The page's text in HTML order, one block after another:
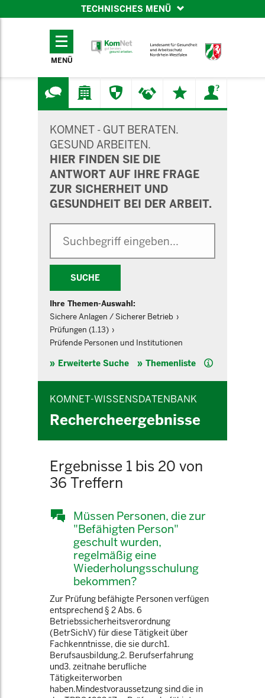
TECHNISCHES MENÜ
TECHNISCHES
MENÜ
KOMNET - GUT BERATEN.
GESUND ARBEITEN.
HIER FINDEN SIE DIE
ANTWORT AUF IHRE FRAGE
ZUR SICHERHEIT UND
GESUNDHEIT BEI DER ARBEIT.
SUCHE
Ihre Themen-Auswahl:
Sichere Anlagen / Sicherer Betrieb
Prüfungen (1.13)
Prüfende Personen und Institutionen
Erweiterte Suche Themenliste Hilfe
KOMNET-WISSENSDATENBANK
Rechercheergebnisse
Ergebnisse 1 bis 20 von
36 Treffern
Müssen Personen, die zur
"Befähigten Person"
geschult wurden,
regelmäßig eine
Wiederholungsschulung
bekommen?
Zur Prüfung befähigte Personen verfügen
entsprechend § 2 Abs. 6
Betriebssicherheitsverordnung
(BetrSichV) für diese Tätigkeit über
Fachkenntnisse, die sie durch1.
Berufsausbildung,2. Berufserfahrung
und3. zeitnahe berufliche
Tätigkeiterworben
haben.Mindestvoraussetzung sind die in